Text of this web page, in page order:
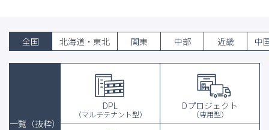
全国 北海道・東北 関東 中部 近畿 中
一覧（抜粋）
DPL
（マルチテナント型）
Dプロジェクト
（専用型）